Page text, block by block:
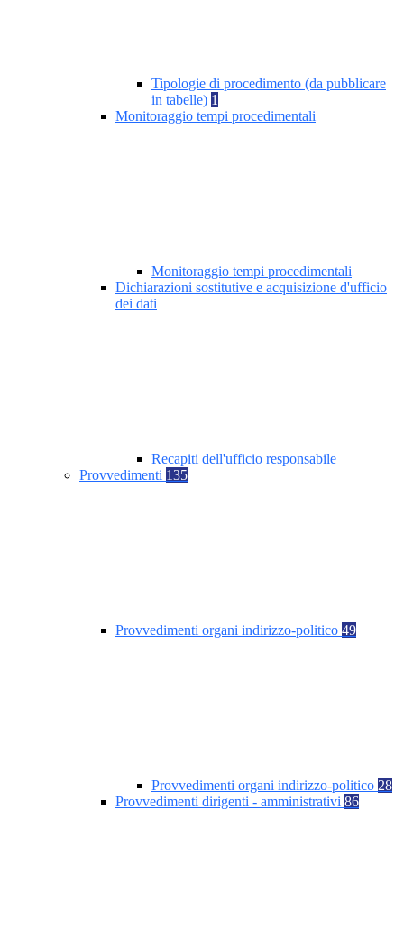
Tipologie di procedimento (da pubblicare
in tabelle) 1
Monitoraggio tempi procedimentali
Monitoraggio tempi procedimentali
Dichiarazioni sostitutive e acquisizione d'ufficio
dei dati
Recapiti dell'ufficio responsabile
Provvedimenti 135
Provvedimenti organi indirizzo-politico 49
Provvedimenti organi indirizzo-politico 28
Provvedimenti dirigenti - amministrativi 86